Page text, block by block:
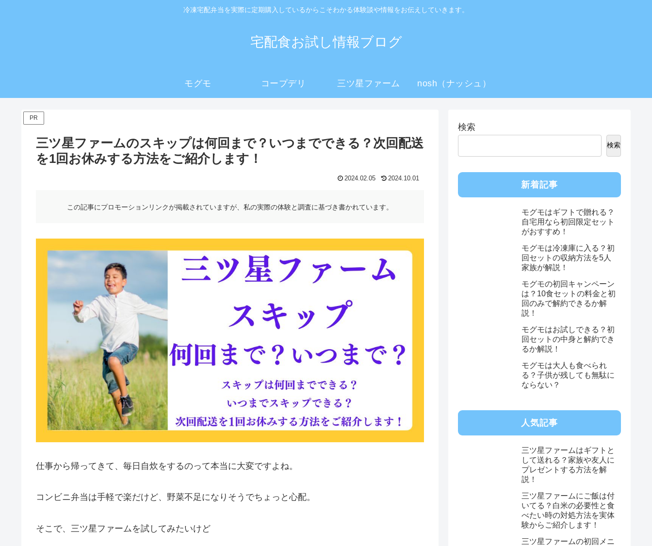
冷凍宅配弁当を実際に定期購入しているからこそわかる体験談や情報をお伝えしていきます。
宅配食お試し情報ブログ
モグモ コープデリ 三ツ星ファーム nosh（ナッシュ）
PR
三ツ星ファームのスキップは何回まで？いつまでできる？次回配送
を1回お休みする方法をご紹介します！
2024.02.05 2024.10.01
この記事にプロモーションリンクが掲載されていますが、私の実際の体験と調査に基づき書かれています。
仕事から帰ってきて、毎日自炊をするのって本当に大変ですよね。
コンビニ弁当は手軽で楽だけど、野菜不足になりそうでちょっと心配。
そこで、三ツ星ファームを試してみたいけど
検索
検索
新着記事
モグモはギフトで贈れる？
自宅用なら初回限定セット
がおすすめ！
モグモは冷凍庫に入る？初
回セットの収納方法を5人
家族が解説！
モグモの初回キャンペーン
は？10食セットの料金と初
回のみで解約できるか解
説！
モグモはお試しできる？初
回セットの中身と解約でき
るか解説！
モグモは大人も食べられ
る？子供が残しても無駄に
ならない？
人気記事
三ツ星ファームはギフトと
して送れる？家族や友人に
プレゼントする方法を解
説！
三ツ星ファームにご飯は付
いてる？白米の必要性と食
べたい時の対処方法を実体
験からご紹介します！
三ツ星ファームの初回メニ